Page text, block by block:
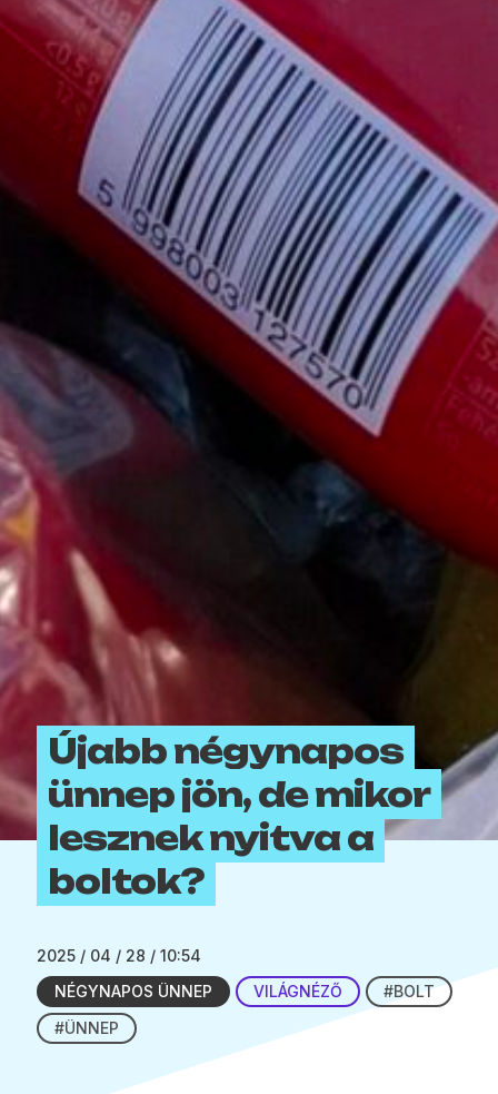
Újabb négynapos
ünnep jön, de mikor
lesznek nyitva a
boltok?
2025 / 04 / 28 / 10:54
NÉGYNAPOS ÜNNEP
VILÁGNÉZŐ
#BOLT
#ÜNNEP